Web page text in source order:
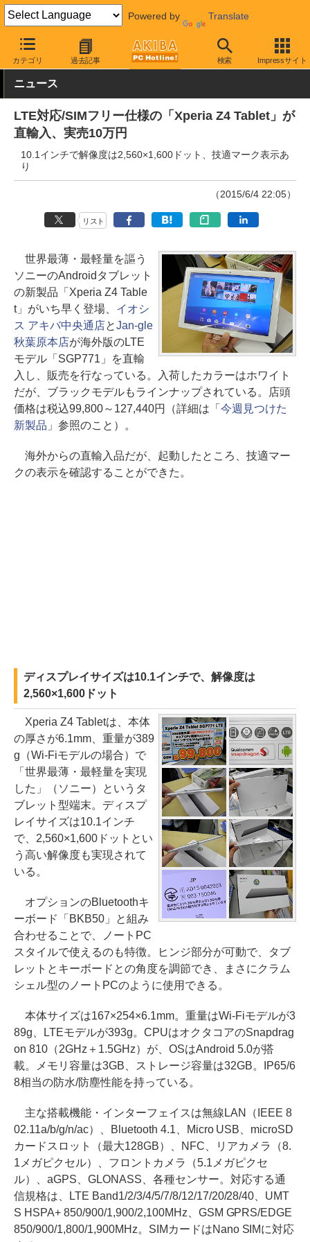
Powered by Translate
カテゴリ 過去記事 検索 Impressサイト
AKIBA PC Hotline! モバイル タブレット SIMフリータブレット
ニュース
LTE対応/SIMフリー仕様の「Xperia Z4 Tablet」が
直輸入、実売10万円
10.1インチで解像度は2,560×1,600ドット、技適マーク表示あ
り
（2015/6/4 22:05）
リスト
世界最薄・最軽量を謳う
ソニーのAndroidタブレット
の新製品「Xperia Z4 Table
t」がいち早く登場、 イオシ
ス アキバ中央通店とJan-gle
秋葉原本店が海外版のLTE
モデル「SGP771」を直輸
入し、販売を行なっている。入荷したカラーはホワイト
だが、ブラックモデルもラインナップされている。店頭
価格は税込99,800～127,440円（詳細は「 今週見つけた
新製品 」参照のこと）。
海外からの直輸入品だが、起動したところ、技適マー
クの表示を確認することができた。
ディスプレイサイズは10.1インチで、解像度は
2,560×1,600ドット
Xperia Z4 Tabletは、本体
の厚さが6.1mm、重量が389
g（Wi-Fiモデルの場合）で
「世界最薄・最軽量を実現
した」（ソニー）というタ
ブレット型端末。ディスプ
レイサイズは10.1インチ
で、2,560×1,600ドットとい
う高い解像度も実現されて
いる。
オプションのBluetoothキ
ーボード「BKB50」と組み
合わせることで、ノートPC
スタイルで使えるのも特徴。ヒンジ部分が可動で、タブ
レットとキーボードとの角度を調節でき、まさにクラム
シェル型のノートPCのように使用できる。
本体サイズは167×254×6.1mm。重量はWi-Fiモデルが3
89g、LTEモデルが393g。CPUはオクタコアのSnapdrag
on 810（2GHz＋1.5GHz）が、OSはAndroid 5.0が搭
載。メモリ容量は3GB、ストレージ容量は32GB。IP65/6
8相当の防水/防塵性能を持っている。
主な搭載機能・インターフェイスは無線LAN（IEEE 8
02.11a/b/g/n/ac）、Bluetooth 4.1、Micro USB、microSD
カードスロット（最大128GB）、NFC、リアカメラ（8.
1メガピクセル）、フロントカメラ（5.1メガピクセ
ル）、aGPS、GLONASS、各種センサー。対応する通
信規格は、LTE Band1/2/3/4/5/7/8/12/17/20/28/40、UMT
S HSPA+ 850/900/1,900/2,100MHz、GSM GPRS/EDGE
850/900/1,800/1,900MHz。SIMカードはNano SIMに対応